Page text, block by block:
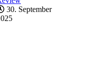
30. September